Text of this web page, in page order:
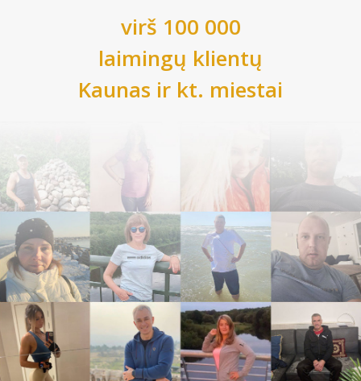
virš 100 000
laimingų klientų
Kaunas ir kt. miestai